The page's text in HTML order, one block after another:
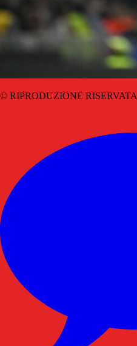
© RIPRODUZIONE RISERVATA